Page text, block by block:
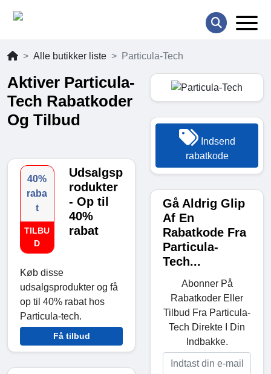
Alle butikker liste Particula-Tech
Aktiver Particula-
Tech Rabatkoder
Og Tilbud
40%
raba
t
TILBU
D
Udsalgsp
rodukter
- Op til
40%
rabat
Køb disse
udsalgsprodukter og få
op til 40% rabat hos
Particula-tech.
Få tilbud
Indsend
rabatkode
Gå Aldrig Glip
Af En
Rabatkode Fra
Particula-
Tech...
Abonner På
Rabatkoder Eller
Tilbud Fra Particula-
Tech Direkte I Din
Indbakke.